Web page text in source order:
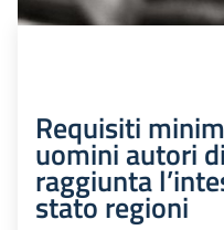
Requisiti
uomini autori
raggiunta
stato regioni